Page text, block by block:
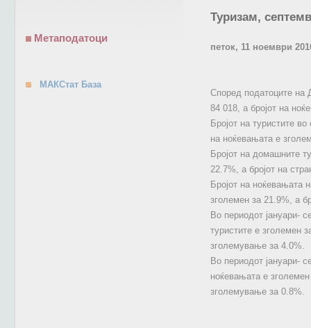
Туризам,
петок, 11 ноември
Според податоците на
84 018, а бројот на
Бројот на туристите
на ноќевањата е
Бројот на домашните
22.7%, а бројот на
Бројот на ноќевањата
зголемен за 21.9%, а
Во периодот јануари-
туристите е зголемен
зголемување за 4.0%.
Во периодот јануари-
ноќевањата е
зголемување за 0.8%.
Метаподатоци
МАКСтат База